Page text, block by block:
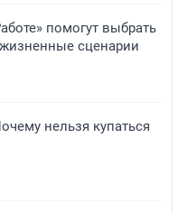
помогут выбрать
сценарии
нельзя купаться